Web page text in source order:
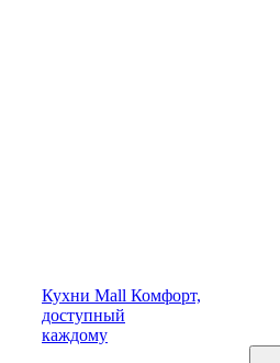
Кухни Mall Комфорт,
доступный
каждому